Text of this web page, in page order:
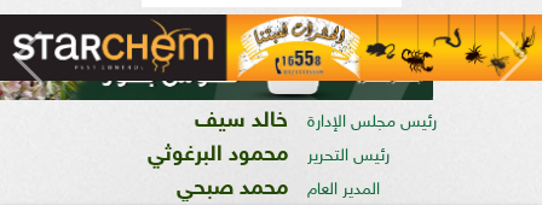
رئيس مجلس الإدارة خالد سيف
رئيس التحرير محمود البرغوثي
المدير العام محمد صبحي